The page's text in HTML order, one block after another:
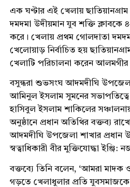
এক ঘণ্টার এই খেলায়
দমদমা উদীয়মান যুব শক্তি
করে। খেলায় প্রথম গোলদাতা
খেলোয়াড় নির্বাচিত হয়
খেলাটি পরিচালনা করেন
বসুন্ধরা শুভসংঘ আদমদীঘি
আমিনুল ইসলাম সুমনের
হাসিবুল ইসলাম শাকিলের
অনুষ্ঠানে প্রধান অতিথির বক্তব্য
আদমদীঘি উপজেলা শাখার প্রধান
স্বত্বাধিকারী বীর মুক্তিযোদ্ধা
বক্তব্যে তিনি বলেন, ‘আমরা মাদক
গড়তে খেলাধুলার প্রতি